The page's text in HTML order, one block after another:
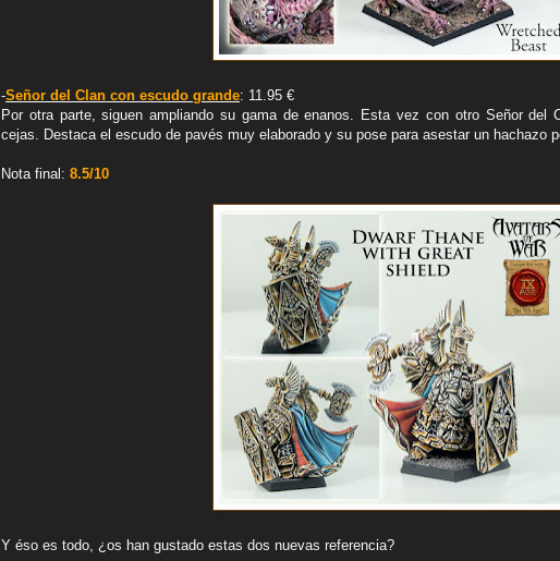
-Señor del Clan con escudo grande: 11.95 €
Por otra parte, siguen ampliando su gama de enanos. Esta vez con otro Señor del
cejas. Destaca el escudo de pavés muy elaborado y su pose para asestar un hachazo
Nota final: 8.5/10
Y éso es todo, ¿os han gustado estas dos nuevas referencia?